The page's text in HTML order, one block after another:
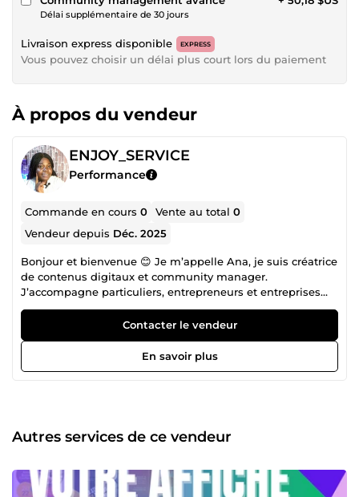
Délai supplémentaire de 30 jours
Livraison express disponible EXPRESS
Vous pouvez choisir un délai plus court lors du paiement
À propos du vendeur
ENJOY_SERVICE
Performance
Commande en cours0 Vente au total0
Vendeur depuis Déc. 2025
Bonjour et bienvenue 😊 Je m’appelle Ana, je suis créatrice
de contenus digitaux et community manager.
J’accompagne particuliers, entrepreneurs et entreprises
dans la mise en valeur de leur image sur les réseaux
sociaux et supports de communication. Je propose des
services professionnels tels que : ✔️ gestion de pages
Facebook, Instagram, TikTok ✔️ création d’affiches
publicitaires attractives ✔️ vidéos publicitaires dynamiques
plus de visibilité, plus d’engagement et plus de clients
grâce à des contenus clairs, modernes et efficaces.
mon savoir-faire à votre service pour des résultats
professionnels, même avec un petit budget. 📩 N’hésitez
Contacter le vendeur
En savoir plus
Autres services de ce vendeur